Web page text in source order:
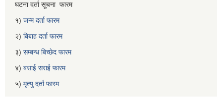
घटना दर्ता सूचना फारम
१) जन्म दर्ता फारम
२) बिबाह दर्ता फारम
३) सम्बन्ध बिच्छेद फारम
४) बसाई सराई फारम
५) मृत्यु दर्ता फारम